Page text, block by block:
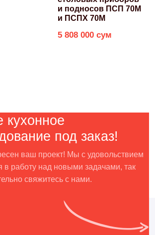
и подносов ПСП 70М
и ПСПХ 70М
5 808 000 сум
кухонное
под заказ!
ваш проект! Мы с удовольствием
в работу над новыми задачами, так
свяжитесь с нами.